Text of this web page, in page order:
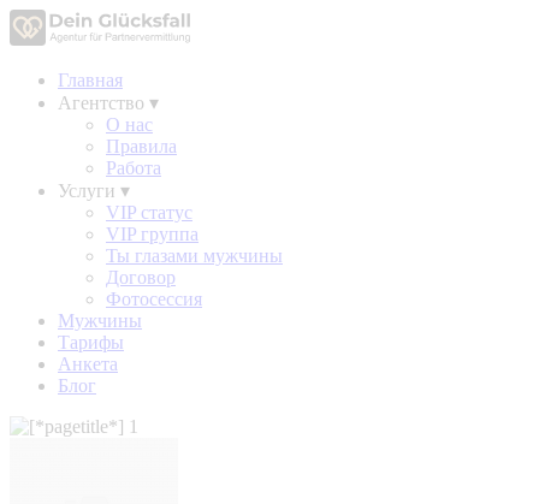
Главная
Агентство ▾
О нас
Правила
Работа
Услуги ▾
VIP статус
VIP группа
Ты глазами мужчины
Договор
Фотосессия
Мужчины
Тарифы
Анкета
Блог